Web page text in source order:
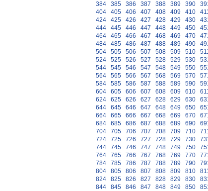
384
385 386 387 388 389 390
404
405 406 407 408 409 410
424
425 426 427 428 429 430
444
445 446 447 448 449 450
464
465 466 467 468 469 470
484
485 486 487 488 489 490
504
505 506 507 508 509 510
524
525 526 527 528 529 530
544
545 546 547 548 549 550
564
565 566 567 568 569 570
584
585 586 587 588 589 590
604
605 606 607 608 609 610
624
625 626 627 628 629 630
644
645 646 647 648 649 650
664
665 666 667 668 669 670
684
685 686 687 688 689 690
704
705 706 707 708 709 710
724
725 726 727 728 729 730
744
745 746 747 748 749 750
764
765 766 767 768 769 770
784
785 786 787 788 789 790
804
805 806 807 808 809 810
824
825 826 827 828 829 830
844
845 846 847 848 849 850